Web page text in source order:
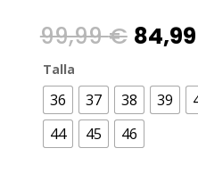
99,99€
was:
99,99
84,99
Talla
36 37 38 39
44
45 46